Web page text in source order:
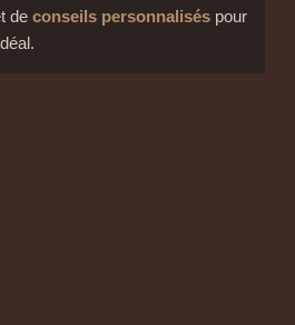
de conseils personnaliséspour